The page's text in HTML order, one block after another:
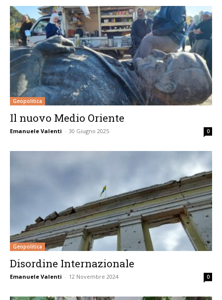
Geopolitica
Il nuovo Medio Oriente
Emanuele Valenti - 30 Giugno 2025 0
Geopolitica
Disordine Internazionale
Emanuele Valenti - 12 Novembre 2024 0